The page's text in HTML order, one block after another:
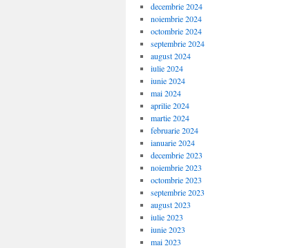
decembrie 2024
noiembrie 2024
octombrie 2024
septembrie 2024
august 2024
iulie 2024
iunie 2024
mai 2024
aprilie 2024
martie 2024
februarie 2024
ianuarie 2024
decembrie 2023
noiembrie 2023
octombrie 2023
septembrie 2023
august 2023
iulie 2023
iunie 2023
mai 2023